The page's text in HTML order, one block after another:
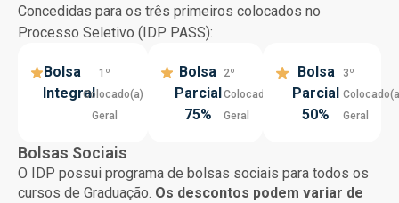
Concedidas para os três primeiros colocados no
Processo Seletivo (IDP PASS):
Bolsa
Integral
1º
Colocado(a)
Geral
Bolsa
Parcial
75%
2º
Colocado(a)
Geral
Bolsa
Parcial
50%
3º
Geral
Bolsas Sociais
O IDP possui programa de bolsas sociais para todos os
cursos de Graduação. Os descontos podem variar de